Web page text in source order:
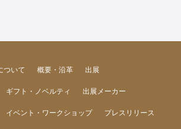
ついて 概要・沿革 出展
ギフト・ノベルティ 出展メーカー
イベント・ワークショップ プレスリリース